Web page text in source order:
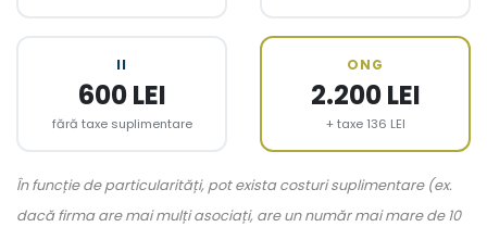
II
600 LEI
fără taxe suplimentare
ONG
2.200 LEI
+ taxe 136 LEI
În funcție de particularități, pot exista costuri suplimentare (ex.
dacă firma are mai mulți asociați, are un număr mai mare de 10